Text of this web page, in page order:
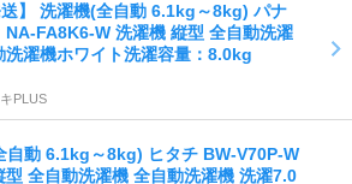
送】 洗濯機(全自動 6.1kg～8kg) パナ
NA-FA8K6-W 洗濯機 縦型 全自動洗濯
洗濯機ホワイト洗濯容量：8.0kg
PLUS
自動 6.1kg～8kg) ヒタチ BW-V70P-W
型 全自動洗濯機 全自動洗濯機 洗濯7.0